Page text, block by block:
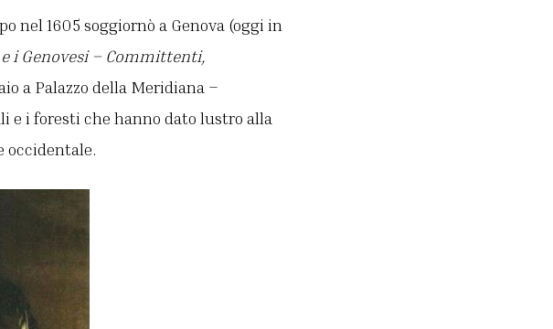
nel 1605 soggiornò a Genova (oggi in
i Genovesi – Committenti,
a Palazzo della Meridiana –
e i foresti che hanno dato lustro alla
occidentale.